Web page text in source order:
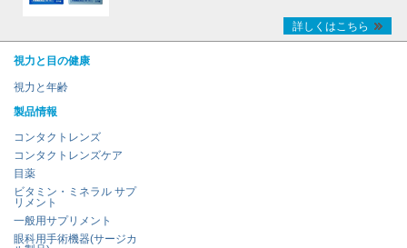
詳しくはこちら
視力と目の健康
視力と年齢
製品情報
コンタクトレンズ
コンタクトレンズケア
目薬
ビタミン・ミネラル サプ
リメント
一般用サプリメント
眼科用手術機器(サージカ